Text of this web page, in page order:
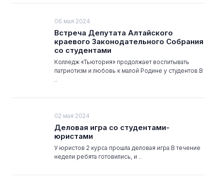
06 мая 2024
Встреча Депутата Алтайского
краевого Законодательного Собрания
со студентами
Колледж «Тьютория» продолжает воспитывать
патриотизм и любовь к малой Родине у студентов.В
..
02 мая 2024
Деловая игра со студентами-
юристами
У юристов 2 курса прошла деловая игра.В течение
недели ребята готовились, и ..